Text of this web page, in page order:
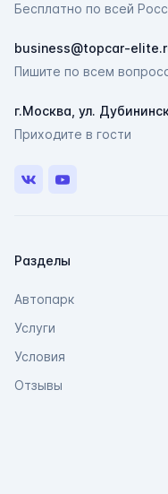
Бесплатно по всей
business@topcar-
Пишите по всем
г.Москва, ул.
Приходите в гости
VK Youtube
Разделы
Автопарк
Услуги
Условия
Отзывы
ChatApp
Мессенджеры
Свяжитесь с нами